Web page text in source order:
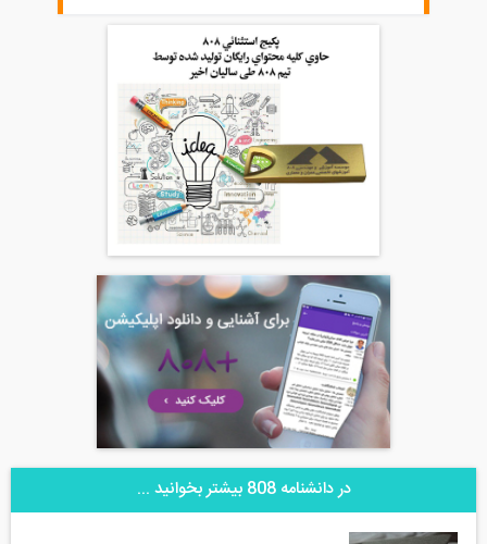
در دانشنامه 808 بیشتر بخوانید ...